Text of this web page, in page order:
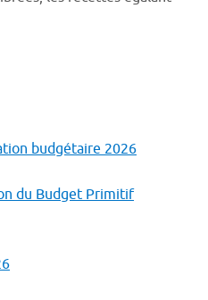
budgétaire 2026
du Budget Primitif